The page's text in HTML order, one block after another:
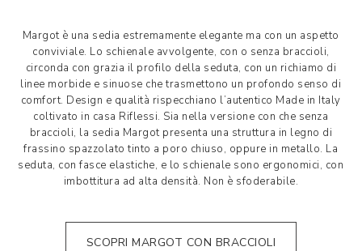
Margot è una sedia estremamente elegante ma con un aspetto
conviviale. Lo schienale avvolgente, con o senza braccioli,
circonda con grazia il profilo della seduta, con un richiamo di
linee morbide e sinuose che trasmettono un profondo senso di
comfort. Design e qualità rispecchiano l’autentico Made in Italy
coltivato in casa Riflessi. Sia nella versione con che senza
braccioli, la sedia Margot presenta una struttura in legno di
frassino spazzolato tinto a poro chiuso, oppure in metallo. La
seduta, con fasce elastiche, e lo schienale sono ergonomici, con
imbottitura ad alta densità. Non è sfoderabile.
SCOPRI MARGOT CON BRACCIOLI